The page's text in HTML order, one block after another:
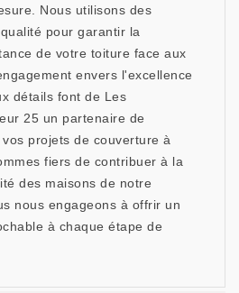
Nous utilisons des
pour garantir la
de votre toiture face aux
envers l'excellence
détails font de Les
25 un partenaire de
projets de couverture à
fiers de contribuer à la
des maisons de notre
nous engageons à offrir un
à chaque étape de